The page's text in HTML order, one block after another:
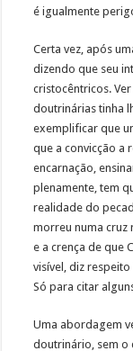
é igualmente
Certa vez, após
dizendo que seu
cristocêntricos.
doutrinárias tinha
exemplificar que
que a convicção a
encarnação,
plenamente, tem
realidade do
morreu numa cruz
e a crença de que
visível, diz
Só para citar
Uma abordagem
doutrinário, sem o